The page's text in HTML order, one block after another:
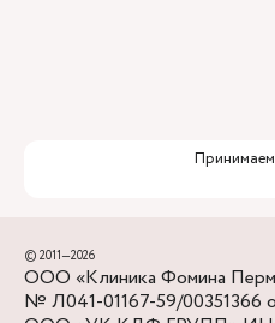
© 2011—2026
ООО «Клиника Фомина
№ Л041-01167-59/00351366